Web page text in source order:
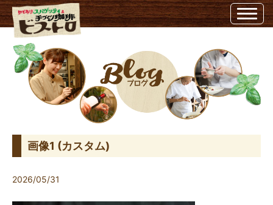
画像1 (カスタム) | ビストロ埼玉県越谷市のビストロ
画像1 (カスタム)
2026/05/31